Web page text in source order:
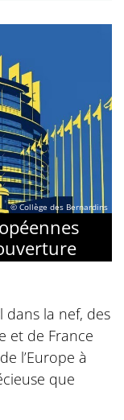
© Collège des Bernardins
dans la nef, des
et de France
l’Europe à
que